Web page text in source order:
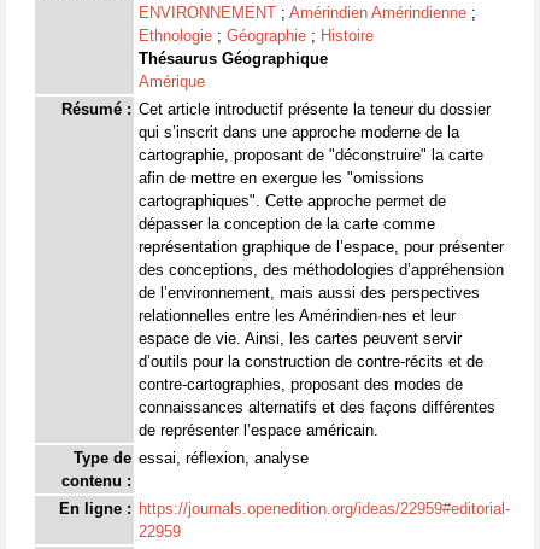
ENVIRONNEMENT ; Amérindien Amérindienne ;
Ethnologie ; Géographie ; Histoire
Thésaurus Géographique
Amérique
Résumé : Cet article introductif présente la teneur du dossier
qui s’inscrit dans une approche moderne de la
cartographie, proposant de "déconstruire" la carte
afin de mettre en exergue les "omissions
cartographiques". Cette approche permet de
dépasser la conception de la carte comme
représentation graphique de l’espace, pour présenter
des conceptions, des méthodologies d’appréhension
de l’environnement, mais aussi des perspectives
relationnelles entre les Amérindien·nes et leur
espace de vie. Ainsi, les cartes peuvent servir
d’outils pour la construction de contre-récits et de
contre-cartographies, proposant des modes de
connaissances alternatifs et des façons différentes
de représenter l’espace américain.
Type de
contenu :
essai, réflexion, analyse
En ligne : https://journals.openedition.org/ideas/22959#editorial-
22959